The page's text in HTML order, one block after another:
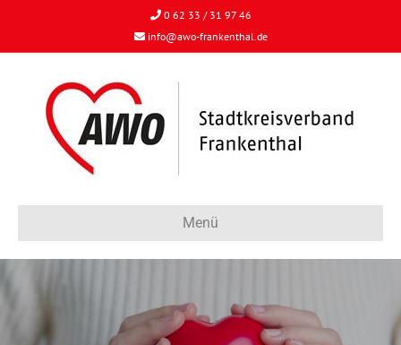
0 62 33 / 31 97 46
info@awo-frankenthal.de
Menü